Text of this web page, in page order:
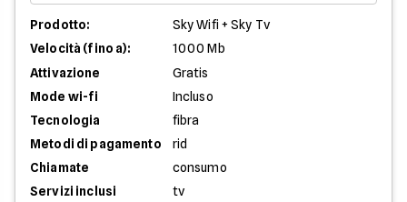
Prodotto:
Sky Wifi + Sky Tv
Velocità (fino a):
1000 Mb
Attivazione
Gratis
Mode wi-fi
Incluso
Tecnologia
fibra
Metodi di pagamento
rid
Chiamate
consumo
Servizi inclusi
tv